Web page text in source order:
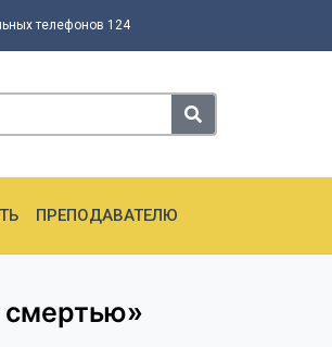
телефонов 124
ПРЕПОДАВАТЕЛЮ
смертью»